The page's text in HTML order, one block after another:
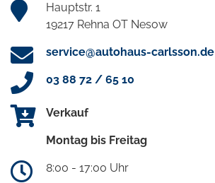
Hauptstr. 1
19217 Rehna OT Nesow
service@autohaus-carlsson.de
03 88 72 / 65 10
Verkauf
Montag bis Freitag
8:00 - 17:00 Uhr